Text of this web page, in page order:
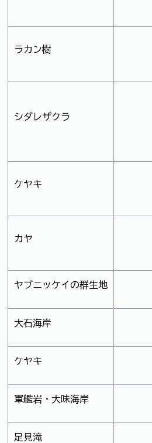
ラカン樹
シダレザクラ
ケヤキ
カヤ
ヤブニッケイの群生地
大石海岸
ケヤキ
軍艦岩・大味海岸
足見滝